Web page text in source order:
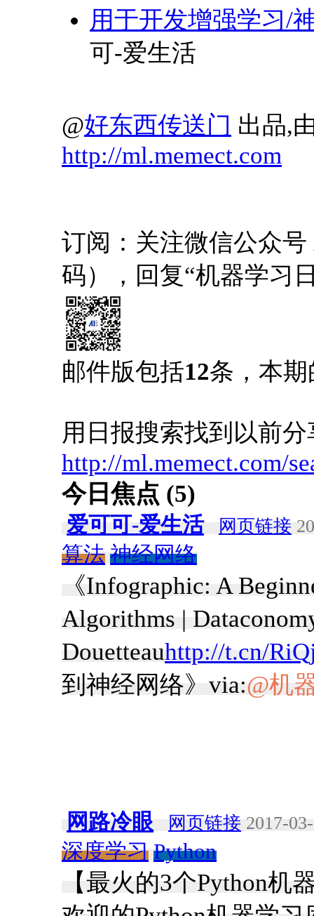
用于开发增强学习/
可-爱生活
@好东西传送门 出品,
http://ml.memect.com
订阅：关注微信公众
码），回复“机器学习
邮件版包括12条，本期
用日报搜索找到以前
http://ml.memect.com/
今日焦点 (5)
爱可可-爱生活 网页链接
算法 神经网络
《Infographic: A
Algorithms |
Douetteauhttp://t.cn/
到神经网络》via:@机
网路冷眼 网页链接 2017-
深度学习 Python
【最火的3个Python